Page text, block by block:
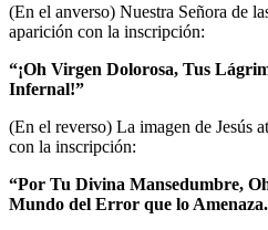
(En el anverso) Nuestra Señora de
aparición con la inscripción:
“¡Oh Virgen Dolorosa, Tus
Infernal!”
(En el reverso) La imagen de Jesús
con la inscripción:
“Por Tu Divina Mansedumbre,
Mundo del Error que lo